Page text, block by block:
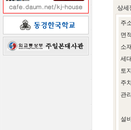
상세
주
면
소
세
토
주
관
설